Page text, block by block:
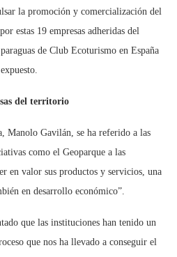
la promoción y comercialización del
estas 19 empresas adheridas del
de Club Ecoturismo en España
del territorio
Manolo Gavilán, se ha referido a las
como el Geoparque a las
en valor sus productos y servicios, una
en desarrollo económico”.
que las instituciones han tenido un
que nos ha llevado a conseguir el